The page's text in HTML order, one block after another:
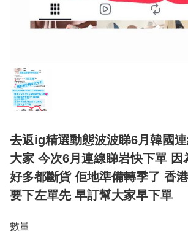
去返ig精選動態波波睇6月韓國
大家 今次6月連線睇岩快下單 因
好多都斷貨 佢地準備轉季了 香
要下左單先 早訂幫大家早下單
數量